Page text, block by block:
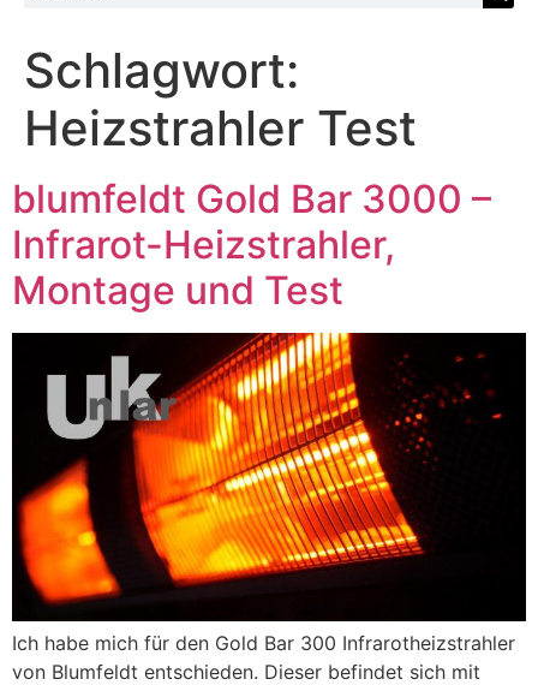
Schlagwort:
Heizstrahler Test
blumfeldt Gold Bar 3000 –
Infrarot-Heizstrahler,
Montage und Test
Ich habe mich für den Gold Bar 300 Infrarotheizstrahler
von Blumfeldt entschieden. Dieser befindet sich mit